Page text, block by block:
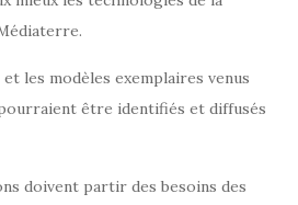
les modèles exemplaires venus
être identifiés et diffusés
doivent partir des besoins des